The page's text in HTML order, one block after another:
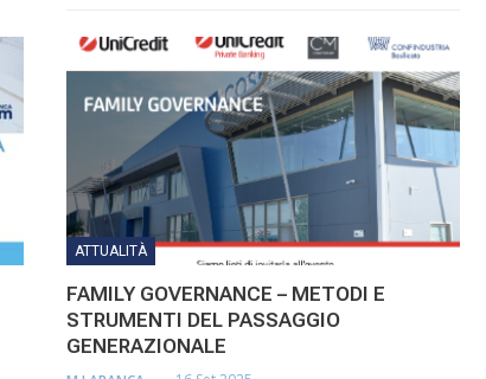
ATTUALITÀ
FAMILY GOVERNANCE – METODI E
STRUMENTI DEL PASSAGGIO
GENERAZIONALE